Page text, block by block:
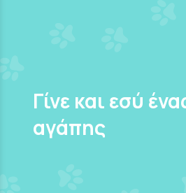
Γίνε και εσύ
αγάπης